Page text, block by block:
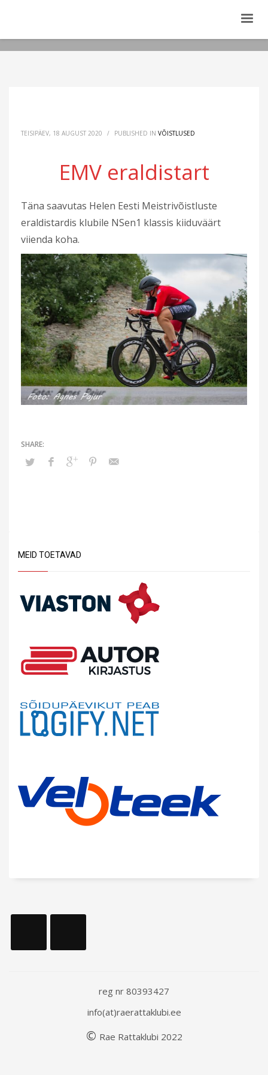
TEISIPÄEV, 18 AUGUST 2020 / PUBLISHED IN VÕISTLUSED
EMV eraldistart
Täna saavutas Helen Eesti Meistrivõistluste
eraldistardis klubile NSen1 klassis kiiduväärt
viienda koha.
MEID TOETAVAD
reg nr 80393427
info(at)raerattaklubi.ee
© Rae Rattaklubi 2022